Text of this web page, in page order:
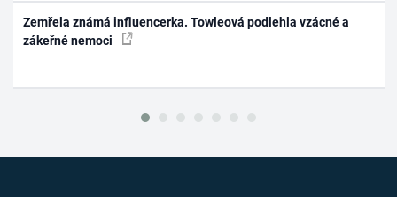
Zemřela známá influencerka. Towleová podlehla vzácné a
zákeřné nemoci